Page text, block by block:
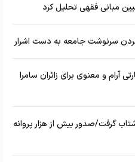
مبانی فقهی تحلیل کرد
سرنوشت جامعه به دست اشرار
آرام و معنوی برای زائران سامرا
گرفت/صدور بیش از هزار پروانه